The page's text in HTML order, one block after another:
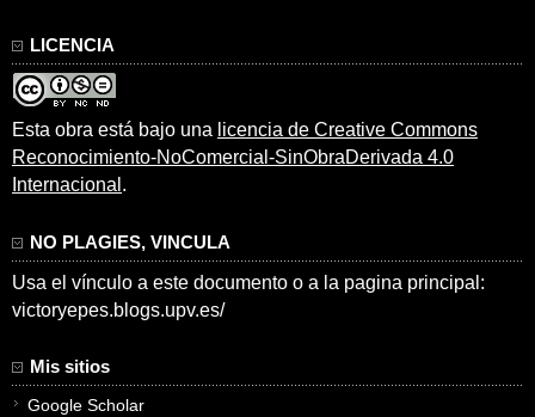
LICENCIA
Esta obra está bajo una licencia de Creative Commons
Reconocimiento-NoComercial-SinObraDerivada 4.0
Internacional .
NO PLAGIES, VINCULA
Usa el vínculo a este documento o a la pagina principal:
victoryepes.blogs.upv.es/
Mis sitios
Google Scholar